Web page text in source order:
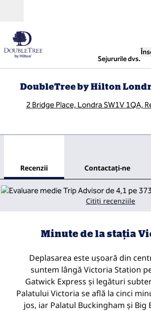
Sejururile dvs.
DoubleTree by Hilton
2 Bridge Place, Londra SW1V 1QA,
Recenzii Contactaţi-ne
Citiți recenziile
Minute de la stația
Deplasarea este ușoară din
suntem lângă Victoria Station
Gatwick Express și legături
Palatului Victoria se află la cinci
jos, iar Palatul Buckingham și Big